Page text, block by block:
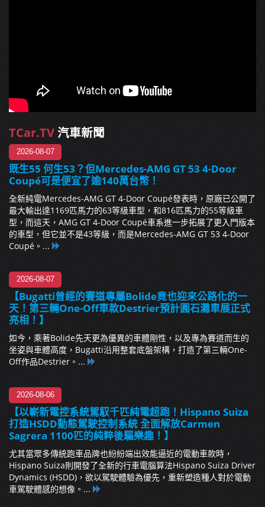
TCar.TV汽車新聞
2026-08-07
既生55 何生53？但Mercedes-AMG GT 53 4-Door
Coupé可是便宜了逾140萬台幣！
全新純電Mercedes-AMG GT 4-Door Coupé發表時，原廠已公開了
最大輸出達1169匹馬力的63等級車型，和816匹馬力的55等級車
型，而這天，AMG GT 4-Door Coupé車系進一步拓展了更入門版本
的車型，但它並不是43等級，而是Mercedes-AMG GT 53 4-Door
Coupé。...
2026-08-07
【Bugatti曾經的賽道專屬Bolide竟也迎來公路化的一
天！第三輛One-Off車款Destrier預計圓石灘車展正式
亮相！】
如今，乘著Bolide先天更為優異的車體剛性，以及專為賽道而生的
坐姿與車體高度，Bugatti沿用整套底盤架構，打造了第三輛One-
Off作品Destrier。...
2026-08-06
【以嶄新電控系統駕馭千匹純電超跑！Hispano Suiza
打造HSDD動態駕駛控制系統 全面解放Carmen
Sagrera 1100匹的純粹後驅樂趣！】
尤其當眾多傳統跑車品牌也紛紛端出效能逼近的電動車款時，
Hispano Suiza則開發了全新的行車電腦算法Hispano Suiza Driver
Dynamics (HSDD)，欲以駕駛體驗為優先，重新塑造種人對於電動
車駕駛體感的想像。...